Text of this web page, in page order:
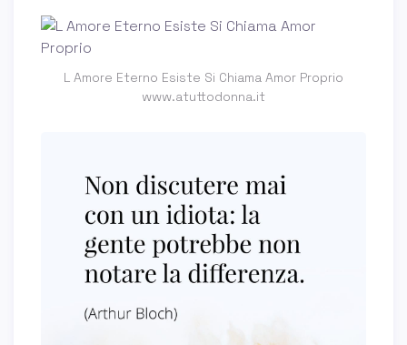
L Amore Eterno Esiste Si Chiama Amor Proprio
www.atuttodonna.it